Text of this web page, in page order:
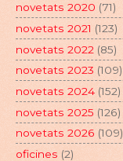
novetats 2020 (71)
novetats 2021 (123)
novetats 2022 (85)
novetats 2023 (109)
novetats 2024 (152)
novetats 2025 (126)
novetats 2026 (109)
oficines (2)